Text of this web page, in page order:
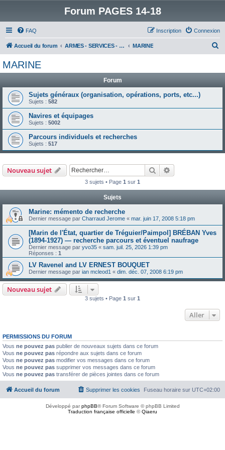
Forum PAGES 14-18
FAQ Connexion
Inscription
Accueil du forum ARMES - SERVICES - UNITES : historiques & discussions MARINE
h
r
MARINE
Forum
Sujets généraux (organisation, opérations, ports, etc...)
Sujets : 582
Navires et équipages
Sujets : 5002
Parcours individuels et recherches
Sujets : 517
Nouveau sujet Rechercher
3 sujets • Page 1 sur 1
Sujets
Marine: mémento de recherche
Dernier message par Charraud Jerome « mar. juin 17, 2008 5:18 pm
[Marin de l'État, quartier de Tréguier/Paimpol] BRÉBAN Yves
(1894-1927) — recherche parcours et éventuel naufrage
Dernier message par yvo35 « sam. juil. 25, 2026 1:39 pm
Réponses : 1
LV Ravenel and LV ERNEST BOUQUET
Dernier message par ian mcleod1 « dim. déc. 07, 2008 6:19 pm
Nouveau sujet
3 sujets • Page 1 sur 1
Aller
PERMISSIONS DU FORUM
Vous ne pouvez pas publier de nouveaux sujets dans ce forum
Vous ne pouvez pas répondre aux sujets dans ce forum
Vous ne pouvez pas modifier vos messages dans ce forum
Vous ne pouvez pas supprimer vos messages dans ce forum
Vous ne pouvez pas transférer de pièces jointes dans ce forum
Accueil du forum Fuseau horaire sur UTC+02:00
Supprimer les cookies
Développé parphpBB® Forum Software © phpBB Limited
Traduction française officielle ©Qiaeru